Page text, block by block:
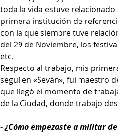
toda la vida estuve
primera institución de
con la que siempre tuve
del 29 de Noviembre, los
etc.
Respecto al trabajo, mis
seguí en «Seván», fui maestro
que llegó el momento de
de la Ciudad, donde trabajo
- ¿Cómo empezaste a militar